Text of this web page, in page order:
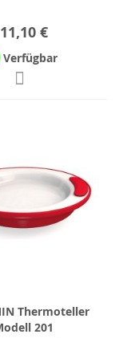
11,10 €
Verfügbar
Thermoteller
201